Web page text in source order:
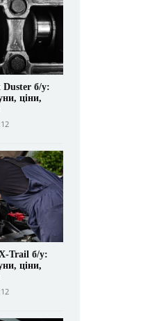
б/у:
ціни,
Trail б/у:
ціни,